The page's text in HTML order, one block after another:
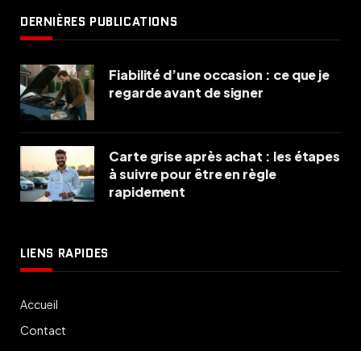
DERNIÈRES PUBLICATIONS
Fiabilité d’une occasion : ce que je
regarde avant de signer
Carte grise après achat : les étapes
à suivre pour être en règle
rapidement
LIENS RAPIDES
Accueil
Contact